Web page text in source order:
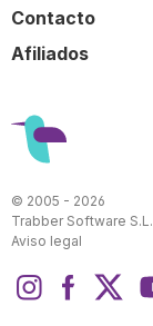
Contacto
Afiliados
© 2005 - 2026
Trabber Software S.L.
Aviso legal